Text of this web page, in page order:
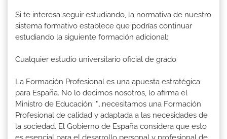
Si te interesa seguir estudiando, la normativa de nuestro
sistema formativo establece que podrías continuar
estudiando la siguiente formación adicional:
Cualquier estudio universitario oficial de grado
La Formación Profesional es una apuesta estratégica
para España. No lo decimos nosotros, lo afirma el
Ministro de Educación: "...necesitamos una Formación
Profesional de calidad y adaptada a las necesidades de
la sociedad. El Gobierno de España considera que esto